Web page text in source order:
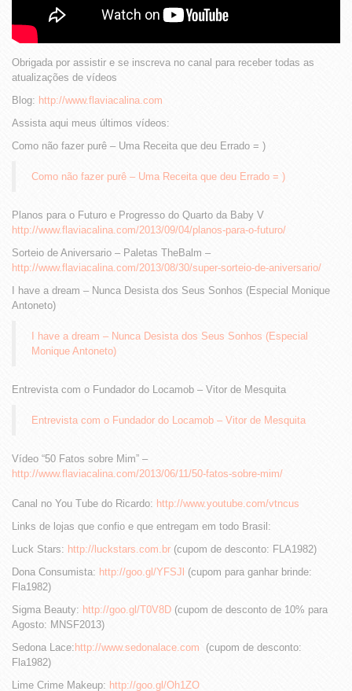
Obrigada por assistir e se inscreva no canal para receber todas as
atualizações de vídeos
Blog: http://www.flaviacalina.com
Assista aqui meus últimos vídeos:
Como não fazer purê – Uma Receita que deu Errado = )
Como não fazer purê – Uma Receita que deu Errado = )
Planos para o Futuro e Progresso do Quarto da Baby V
http://www.flaviacalina.com/2013/09/04/planos-para-o-futuro/
Sorteio de Aniversario – Paletas TheBalm –
http://www.flaviacalina.com/2013/08/30/super-sorteio-de-aniversario/
I have a dream – Nunca Desista dos Seus Sonhos (Especial Monique
Antoneto)
I have a dream – Nunca Desista dos Seus Sonhos (Especial
Monique Antoneto)
Entrevista com o Fundador do Locamob – Vitor de Mesquita
Entrevista com o Fundador do Locamob – Vitor de Mesquita
Vídeo “50 Fatos sobre Mim” –
http://www.flaviacalina.com/2013/06/11/50-fatos-sobre-mim/
Canal no You Tube do Ricardo: http://www.youtube.com/vtncus
Links de lojas que confio e que entregam em todo Brasil:
Luck Stars: http://luckstars.com.br (cupom de desconto: FLA1982)
Dona Consumista: http://goo.gl/YFSJl (cupom para ganhar brinde:
Fla1982)
Sigma Beauty: http://goo.gl/T0V8D (cupom de desconto de 10% para
Agosto: MNSF2013)
Sedona Lace: http://www.sedonalace.com (cupom de desconto:
Fla1982)
Lime Crime Makeup: http://goo.gl/Oh1ZO